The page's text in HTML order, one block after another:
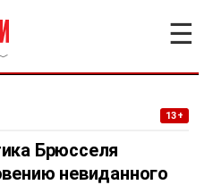
☰
13+
Брюсселя
невиданного